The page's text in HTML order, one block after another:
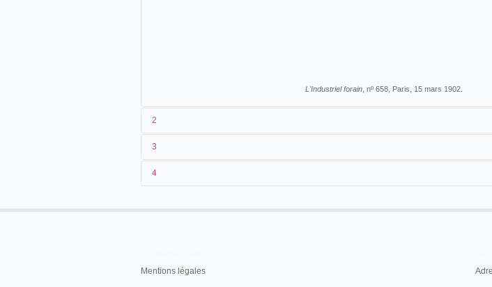
L'Industriel forain, nº 658, Paris, 15 mars 1902.
2
2
3
4
Mentions légales